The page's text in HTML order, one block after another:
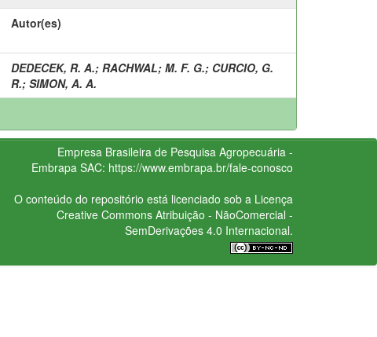
Autor(es)
DEDECEK, R. A.; RACHWAL; M. F. G.; CURCIO, G.
R.; SIMON, A. A.
Empresa Brasileira de Pesquisa Agropecuária -
Embrapa SAC: https://www.embrapa.br/fale-conosco
O conteúdo do repositório está licenciado sob a Licença
Creative CommonsAtribuição - NãoComercial -
SemDerivações 4.0 Internacional.